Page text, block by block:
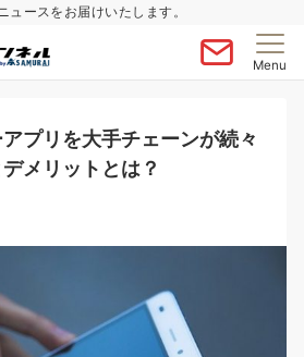
ースをお届けいたします。
Menu
プリを大手チェーンが続々
メリットとは？